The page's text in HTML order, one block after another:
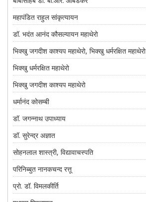
महापंडित राहुल सांकृत्यायन
डॉ. भदंत आनंद कौसल्यायन महाथेरो
भिक्खु जगदीश काश्यप महाथेरो, भिक्खु धर्मरक्षित महाथेरो
भिक्खु धर्मरक्षित महाथेरो
भिक्खु जगदीश काश्यप महाथेरो
धर्मानंद कोसम्बी
डॉ. जगन्नाथ उपाध्याय
डॉ. सुरेन्द्र अज्ञात
सोहनलाल शास्त्री, विद्यावाचस्पति
परिनिब्बुत नानकचन्द रत्तू
प्रो. डॉ. विमलकीर्ति